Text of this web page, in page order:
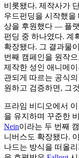
비롯됐다. 제작사가
우드펀딩을 시작했을
상을 후원했다 — 플
펀딩 중 하나였다. 계
확장됐다. 그 결과물
번째 캠페인을 원작으
제작한 성인 애니메
관되게 따르는 공식
원하고 검증하면, 그
프라임 비디오에서
을 유지하며 꾸준한
Nein이라는 두 번째
니버스도 확장됐다.
나드는 방식을 떠올